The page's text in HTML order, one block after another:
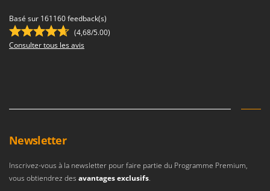
Tondeuses débroussailleuses thermiques
Trancheuses
Tronçonneuses
V
Vêtements de Sécurité
Vibroculteurs à tracteur
Landxcape
LAR Casalinghi
M
Macom
Basé sur 161160 feedback(s)
(4,68/5.00)
Consulter tous les avis
Newsletter
Inscrivez-vous à la newsletter pour faire partie du Programme Premium,
vous obtiendrez des avantages exclusifs.